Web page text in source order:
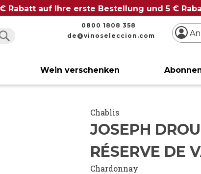
€ Rabatt auf Ihre erste Bestellung und 5 €
0800 1808 358
de@vinoseleccion.com
Wein verschenken
Chablis
JOSEPH
RÉSERVE DE
Chardonnay